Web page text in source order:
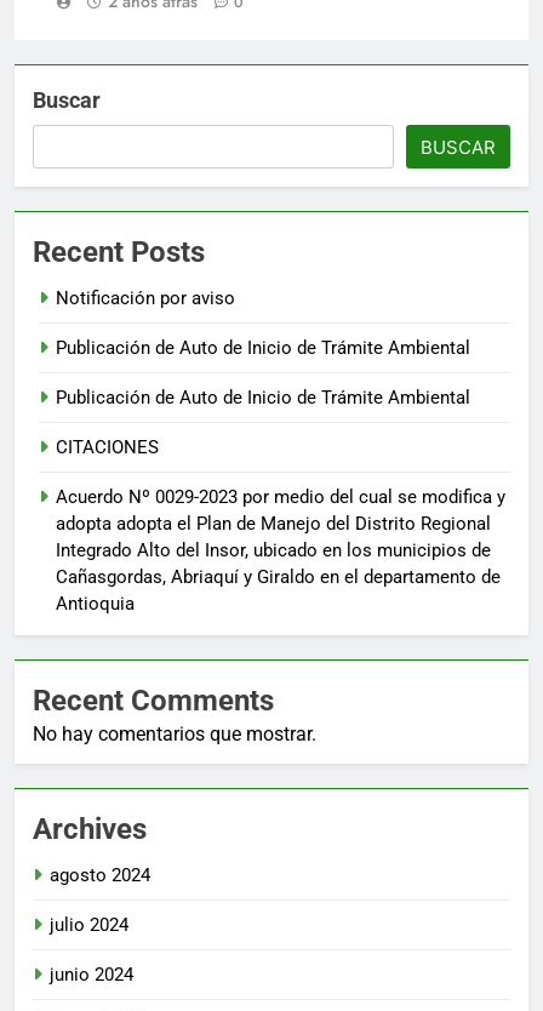
Buscar
BUSCAR
Recent Posts
Notificación por aviso
Publicación de Auto de Inicio de Trámite Ambiental
Publicación de Auto de Inicio de Trámite Ambiental
CITACIONES
Acuerdo Nº 0029-2023 por medio del cual se modifica y
adopta adopta el Plan de Manejo del Distrito Regional
Integrado Alto del Insor, ubicado en los municipios de
Cañasgordas, Abriaquí y Giraldo en el departamento de
Antioquia
Recent Comments
No hay comentarios que mostrar.
Archives
agosto 2024
julio 2024
junio 2024